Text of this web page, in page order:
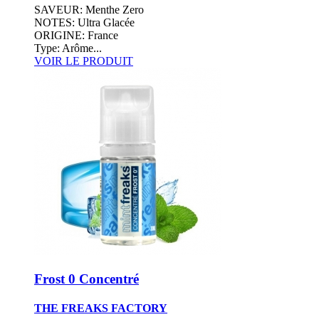
SAVEUR: Menthe Zero
NOTES: Ultra Glacée
ORIGINE: France
Type: Arôme...
VOIR LE PRODUIT
Frost 0 Concentré
THE FREAKS FACTORY